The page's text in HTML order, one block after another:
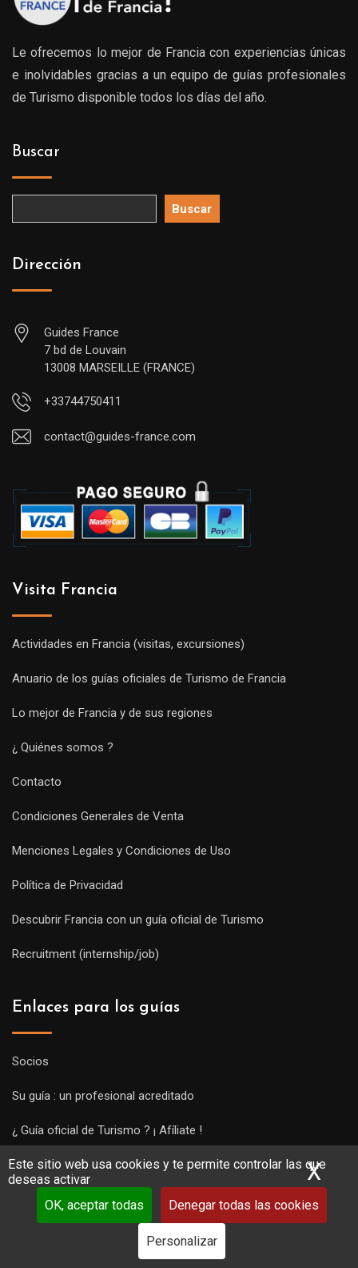
Este sitio web usa cookies y te permite controlar las que
deseas activar
OK, aceptar todas
Denegar todas las cookies
Personalizar
X
Le ofrecemos lo mejor de Francia con experiencias únicas
e inolvidables gracias a un equipo de guías profesionales
de Turismo disponible todos los días del año.
Buscar
Buscar
Dirección
Guides France
7 bd de Louvain
13008 MARSEILLE (FRANCE)
+33744750411
contact@guides-france.com
Visita Francia
Actividades en Francia (visitas, excursiones)
Anuario de los guías oficiales de Turismo de Francia
Lo mejor de Francia y de sus regiones
¿ Quiénes somos ?
Contacto
Condiciones Generales de Venta
Menciones Legales y Condiciones de Uso
Política de Privacidad
Descubrir Francia con un guía oficial de Turismo
Recruitment (internship/job)
Enlaces para los guías
Socios
Su guía : un profesional acreditado
¿ Guía oficial de Turismo ? ¡ Afíliate !
Subir una visita y empezar a trabajar !